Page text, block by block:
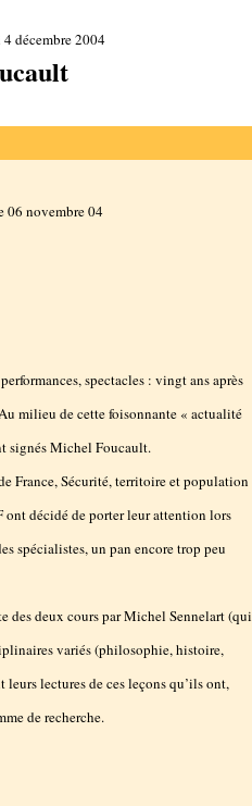
décembre 2004
06 novembre 04
spectacles : vingt ans après
milieu de cette foisonnante « actualité
signés Michel Foucault.
France, Sécurité, territoire et population
décidé de porter leur attention lors
spécialistes, un pan encore trop peu
des deux cours par Michel Sennelart (qui
variés (philosophie, histoire,
lectures de ces leçons qu’ils ont,
de recherche.